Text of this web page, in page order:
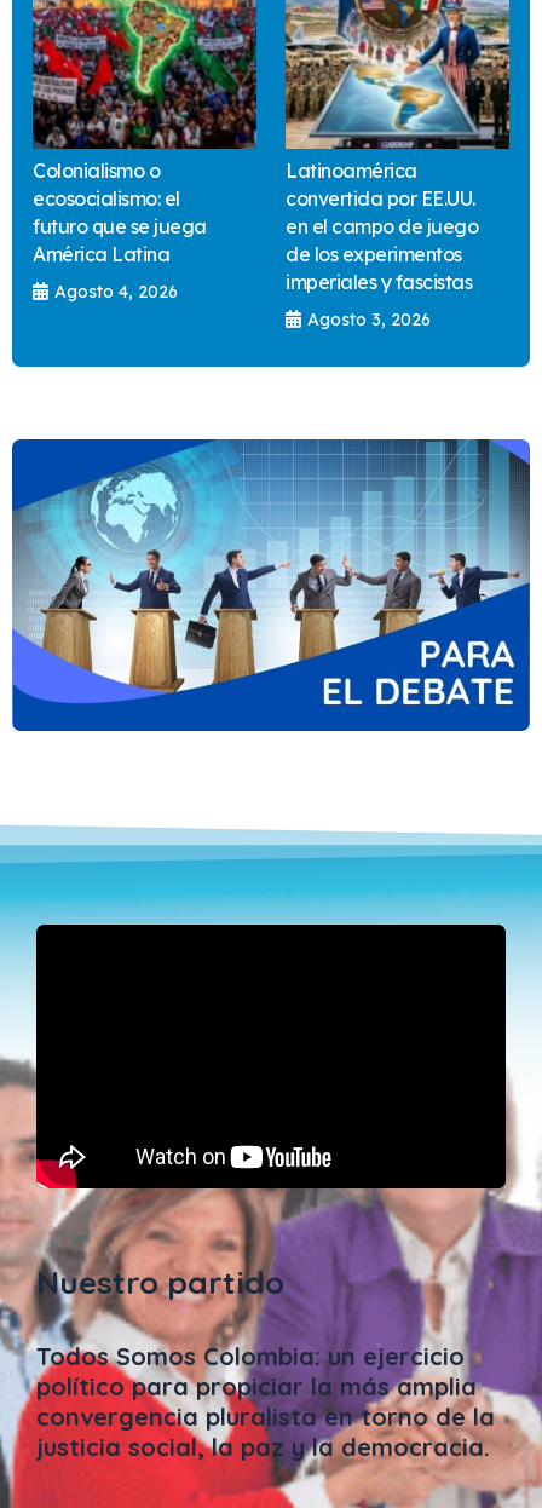
Colonialismo o
ecosocialismo: el
futuro que se juega
América Latina
Agosto 4, 2026
Latinoamérica
convertida por EE.UU.
en el campo de juego
de los experimentos
imperiales y fascistas
Agosto 3, 2026
Nuestro partido
Todos Somos Colombia: un ejercicio
político para propiciar la más amplia
convergencia pluralista en torno de la
justicia social, la paz y la democracia.